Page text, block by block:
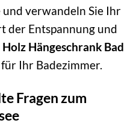
verwandeln Sie Ihr
der Entspannung und
Holz Hängeschrank Bad
Ihr Badezimmer.
Fragen zum